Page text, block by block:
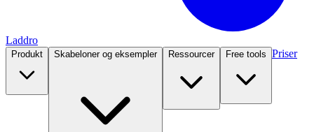
Laddro
Produkt Skabeloner og eksempler Ressourcer Free tools Priser